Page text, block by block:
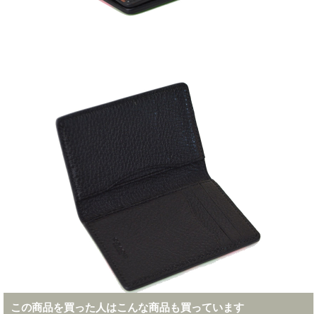
この商品を買った人はこんな商品も買っています